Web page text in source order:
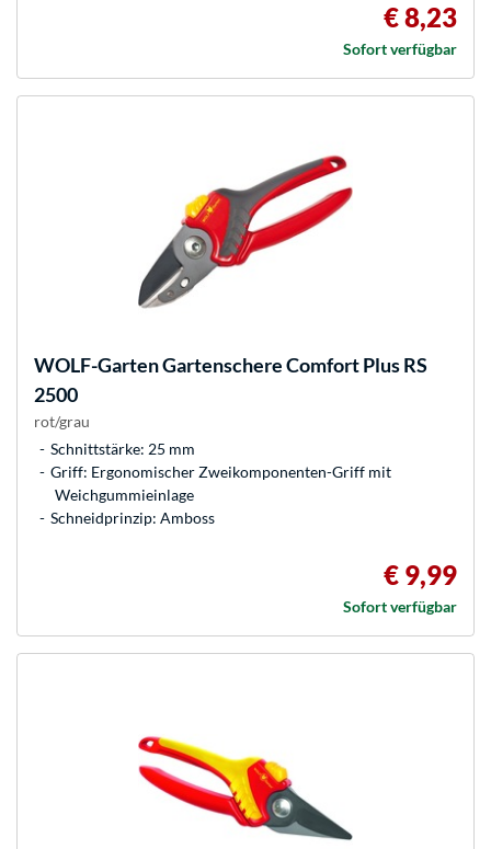
€ 8,23
Sofort verfügbar
WOLF-GartenGartenschere Comfort Plus RS
2500
rot/grau
Schnittstärke: 25 mm
Griff: Ergonomischer Zweikomponenten-Griff mit
Weichgummieinlage
Schneidprinzip: Amboss
€ 9,99
Sofort verfügbar